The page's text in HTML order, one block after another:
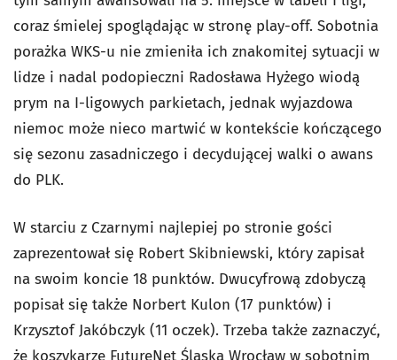
coraz śmielej spoglądając w stronę play-off. Sobotnia
porażka WKS-u nie zmieniła ich znakomitej sytuacji w
lidze i nadal podopieczni Radosława Hyżego wiodą
prym na I-ligowych parkietach, jednak wyjazdowa
niemoc może nieco martwić w kontekście kończącego
się sezonu zasadniczego i decydującej walki o awans
do PLK.
W starciu z Czarnymi najlepiej po stronie gości
zaprezentował się Robert Skibniewski, który zapisał
na swoim koncie 18 punktów. Dwucyfrową zdobyczą
popisał się także Norbert Kulon (17 punktów) i
Krzysztof Jakóbczyk (11 oczek). Trzeba także zaznaczyć,
że koszykarze FutureNet Śląska Wrocław w sobotnim